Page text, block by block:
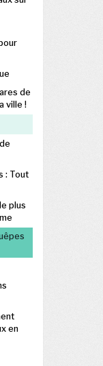
de
ville !
: Tout
plus
en